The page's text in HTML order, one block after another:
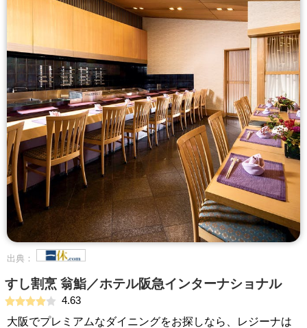
出典：
すし割烹 翁鮨／ホテル阪急インターナショナル
4.63
大阪でプレミアムなダイニングをお探しなら、レジーナは